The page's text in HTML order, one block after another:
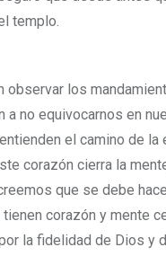
templo.
los
a no equivocarnos en
el camino de
corazón cierra la
que se debe
corazón y mente
la fidelidad de Dios y